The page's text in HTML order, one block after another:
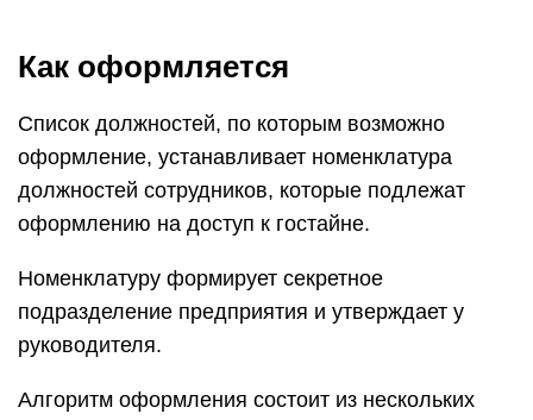
Как оформляется
Список должностей, по которым возможно
оформление, устанавливает номенклатура
должностей сотрудников, которые подлежат
оформлению на доступ к гостайне.
Номенклатуру формирует секретное
подразделение предприятия и утверждает у
руководителя.
Алгоритм оформления состоит из нескольких